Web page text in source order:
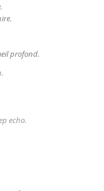
profond.
echo.